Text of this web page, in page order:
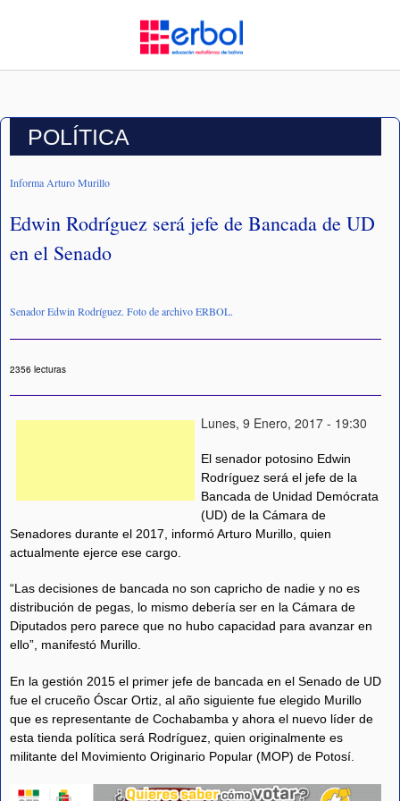
POLÍTICA
Informa Arturo Murillo
Edwin Rodríguez será jefe de Bancada de UD
en el Senado
Senador Edwin Rodríguez. Foto de archivo ERBOL.
2356 lecturas
Lunes, 9 Enero, 2017 - 19:30
El senador potosino Edwin
Rodríguez será el jefe de la
Bancada de Unidad Demócrata
(UD) de la Cámara de
Senadores durante el 2017, informó Arturo Murillo, quien
actualmente ejerce ese cargo.
“Las decisiones de bancada no son capricho de nadie y no es
distribución de pegas, lo mismo debería ser en la Cámara de
Diputados pero parece que no hubo capacidad para avanzar en
ello”, manifestó Murillo.
En la gestión 2015 el primer jefe de bancada en el Senado de UD
fue el cruceño Óscar Ortiz, al año siguiente fue elegido Murillo
que es representante de Cochabamba y ahora el nuevo líder de
esta tienda política será Rodríguez, quien originalmente es
militante del Movimiento Originario Popular (MOP) de Potosí.